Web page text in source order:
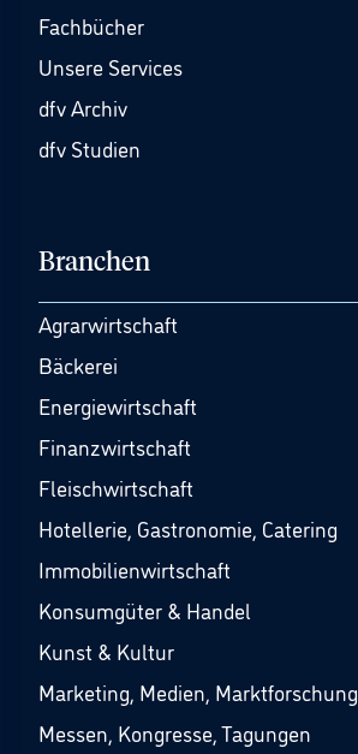
Fachbücher
Unsere Services
dfv Archiv
dfv Studien
Branchen
Agrarwirtschaft
Bäckerei
Energiewirtschaft
Finanzwirtschaft
Fleischwirtschaft
Hotellerie, Gastronomie, Catering
Immobilienwirtschaft
Konsumgüter & Handel
Kunst & Kultur
Marketing, Medien, Marktforschung
Messen, Kongresse, Tagungen